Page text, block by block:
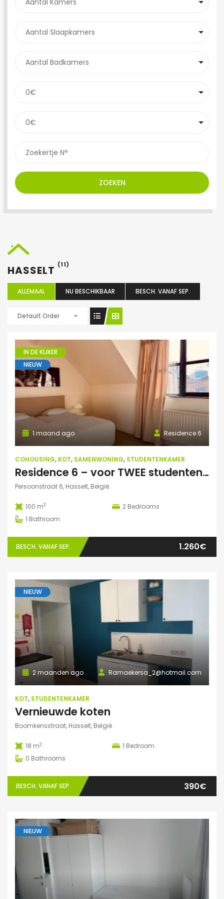
ZOEKEN
HASSELT (11)
ALLEMAAL NU BESCHIKBAAR BESCH. VANAF SEP.
Default Order
IN DE KIJKER
NIEUW
Residence 6
1 maand ago
COHOUSING, KOT, SAMENWONING, STUDENTENKAMER
Residence 6 – voor TWEE studenten: Exclusieve studentenduplex
Persoonstraat 6, Hasselt, België
100 m2 2 Bedrooms
1 Bathroom
BESCH. VANAF SEP. 1.260€
NIEUW
Ramaekersa_2@hotmail.com
2 maanden ago
KOT, STUDENTENKAMER
Vernieuwde koten
Boomkensstraat, Hasselt, België
18 m2 1 Bedroom
0 Bathrooms
BESCH. VANAF SEP. 390€
NIEUW